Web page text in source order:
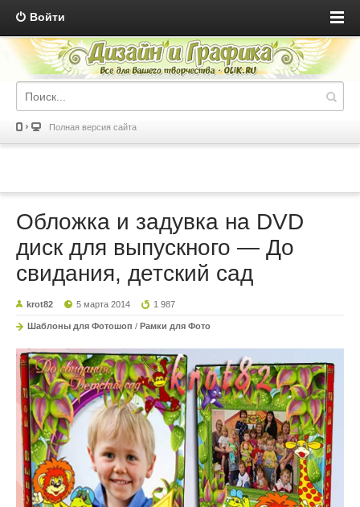
Войти
Полная версия сайта
Обложка и задувка на DVD
диск для выпускного — До
свидания, детский сад
krot82 5 марта 2014 1 987
Шаблоны для Фотошоп / Рамки для Фото